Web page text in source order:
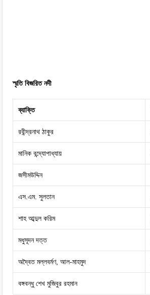
স্মৃতি বিজরিত নদী
ব্যাক্তি
রবীন্দ্রনাথ ঠাকুর
মানিক বন্দ্যোপাধ্যায়
জসীমউদ্দিন
এস.এম. সুলতান
শাহ আব্দুল করিম
মধুসূদন দত্ত
অদ্বৈত মল্লবর্মণ, আল-মাহমুদ
বঙ্গবন্ধু শেখ মুজিবুর রহমান